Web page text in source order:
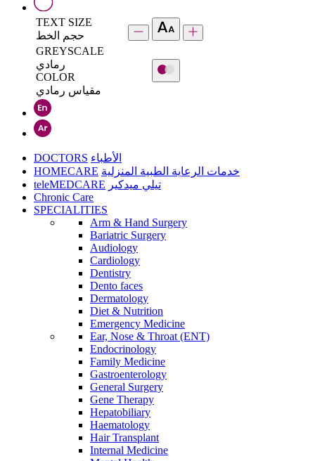
TEXT SIZE
حجم الخط
GREYSCALE
رمادي
COLOR
مقياس رمادي
DOCTORS الأطباء
HOMECARE خدمات الرعاية الطبية المنزلية
teleMEDCARE تيلي ميدكير
Chronic Care
SPECIALITIES
Arm & Hand Surgery
Bariatric Surgery
Audiology
Cardiology
Dentistry
Dento faces
Dermatology
Diet & Nutrition
Emergency Medicine
Ear, Nose & Throat (ENT)
Endocrinology
Family Medicine
Gastroenterology
General Surgery
Gene Therapy
Hepatobiliary
Haematology
Hair Transplant
Internal Medicine